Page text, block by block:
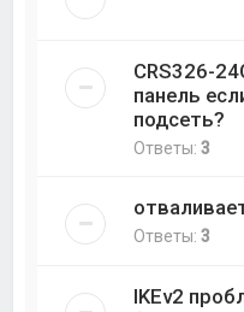
CRS326-
панель
подсеть?
Ответы:3
Ответы:3
IKEv2